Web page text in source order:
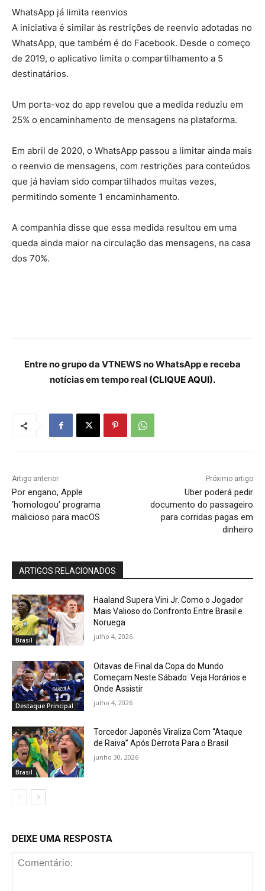
WhatsApp já limita reenvios
A iniciativa é similar às restrições de reenvio adotadas no
WhatsApp, que também é do Facebook. Desde o começo
de 2019, o aplicativo limita o compartilhamento a 5
destinatários.
Um porta-voz do app revelou que a medida reduziu em
25% o encaminhamento de mensagens na plataforma.
Em abril de 2020, o WhatsApp passou a limitar ainda mais
o reenvio de mensagens, com restrições para conteúdos
que já haviam sido compartilhados muitas vezes,
permitindo somente 1 encaminhamento.
A companhia disse que essa medida resultou em uma
queda ainda maior na circulação das mensagens, na casa
dos 70%.
Entre no grupo da VTNEWS no WhatsApp e receba
notícias em tempo real (CLIQUE AQUI).
Artigo anterior
Por engano, Apple
‘homologou’ programa
malicioso para macOS
Próximo artigo
Uber poderá pedir
documento do passageiro
para corridas pagas em
dinheiro
ARTIGOS RELACIONADOS
Brasil
Haaland Supera Vini Jr. Como o Jogador
Mais Valioso do Confronto Entre Brasil e
Noruega
julho 4, 2026
Destaque Principal
Oitavas de Final da Copa do Mundo
Começam Neste Sábado: Veja Horários e
Onde Assistir
julho 4, 2026
Brasil
Torcedor Japonês Viraliza Com “Ataque
de Raiva” Após Derrota Para o Brasil
junho 30, 2026
DEIXE UMA RESPOSTA